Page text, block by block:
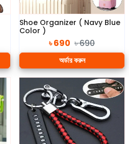
Shoe Organizer ( Navy Blue
Color )
৳ 690 ৳ 690
অর্ডার করুন